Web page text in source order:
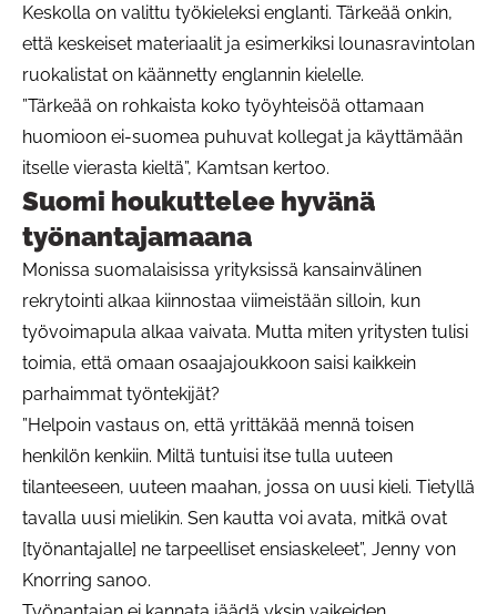
Keskolla on valittu työkieleksi englanti. Tärkeää onkin,
että keskeiset materiaalit ja esimerkiksi lounasravintolan
ruokalistat on käännetty englannin kielelle.
”Tärkeää on rohkaista koko työyhteisöä ottamaan
huomioon ei-suomea puhuvat kollegat ja käyttämään
itselle vierasta kieltä”, Kamtsan kertoo.
Suomi houkuttelee hyvänä
työnantajamaana
Monissa suomalaisissa yrityksissä kansainvälinen
rekrytointi alkaa kiinnostaa viimeistään silloin, kun
työvoimapula alkaa vaivata. Mutta miten yritysten tulisi
toimia, että omaan osaajajoukkoon saisi kaikkein
parhaimmat työntekijät?
”Helpoin vastaus on, että yrittäkää mennä toisen
henkilön kenkiin. Miltä tuntuisi itse tulla uuteen
tilanteeseen, uuteen maahan, jossa on uusi kieli. Tietyllä
tavalla uusi mielikin. Sen kautta voi avata, mitkä ovat
[työnantajalle] ne tarpeelliset ensiaskeleet”, Jenny von
Knorring sanoo.